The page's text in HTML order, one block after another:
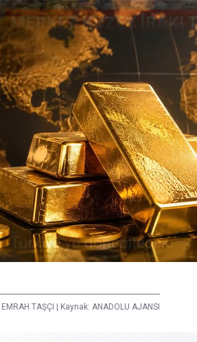
EMRAH TAŞÇI | Kaynak: ANADOLU AJANSI